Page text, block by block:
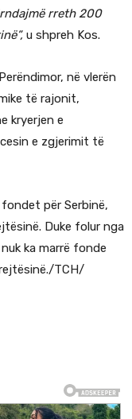
rreth 200
u shpreh Kos.
në vlerën
të rajonit,
kryerjen e
e zgjerimit të
për Serbinë,
Duke folur nga
ka marrë fonde
TCH/